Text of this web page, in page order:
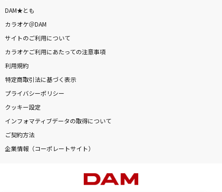
DAM★とも
カラオケ＠DAM
サイトのご利用について
カラオケご利用にあたっての注意事項
利用規約
特定商取引法に基づく表示
プライバシーポリシー
クッキー設定
インフォマティブデータの取得について
ご契約方法
企業情報（コーポレートサイト）